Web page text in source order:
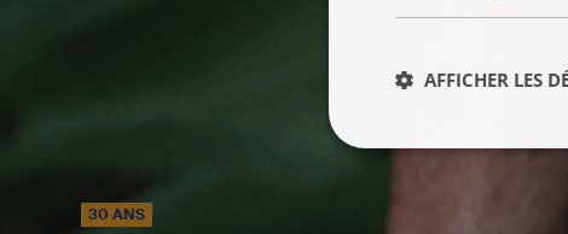
30 ANS
AFFICHER LES